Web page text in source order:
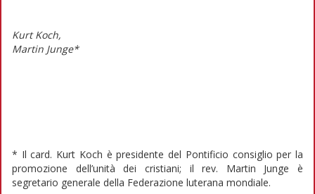
Kurt Koch,
Martin Junge*
* Il card. Kurt Koch è presidente del Pontificio consiglio per la
promozione dell’unità dei cristiani; il rev. Martin Junge è
segretario generale della Federazione luterana mondiale.